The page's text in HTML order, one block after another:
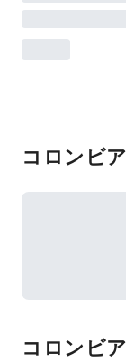
コロンビ
コロンビ